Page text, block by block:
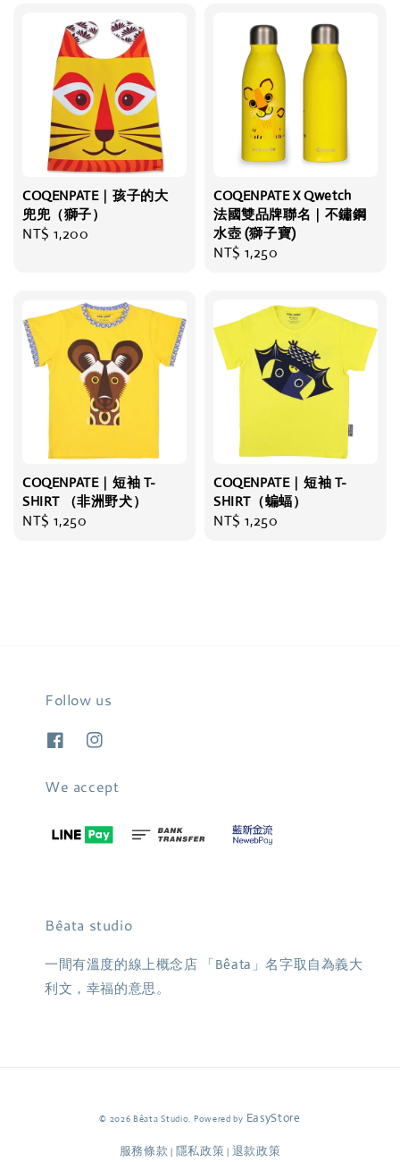
COQENPATE｜孩子的大
兜兜（獅子）
Regular
NT$ 1,200
COQENPATE X Qwetch
法國雙品牌聯名｜不鏽鋼
水壺 (獅子寶)
Regular
NT$ 1,250
COQENPATE｜短袖 T-
SHIRT （非洲野犬）
Regular
NT$ 1,250
COQENPATE｜短袖 T-
SHIRT（蝙蝠）
Regular
NT$ 1,250
Follow us
We accept
Bêata studio
一間有溫度的線上概念店 「Bêata」名字取自為義大
利文，幸福的意思。
© 2026 Bêata Studio. Powered by EasyStore
服務條款 | 隱私政策 | 退款政策